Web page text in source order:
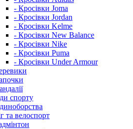
- Кросівки Joma
- Кросівки Jordan
- Кросівки Kelme
- Кросівки New Balance
- Кросівки Nike
- Кросівки Puma
- Кросівки Under Armour
спорту
та велоспорт